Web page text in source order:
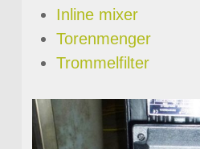
Inline mixer
Torenmenger
Trommelfilter